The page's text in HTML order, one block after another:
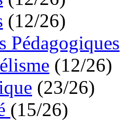
(12/26)
Pédagogiques
(12/26)
(23/26)
(15/26)